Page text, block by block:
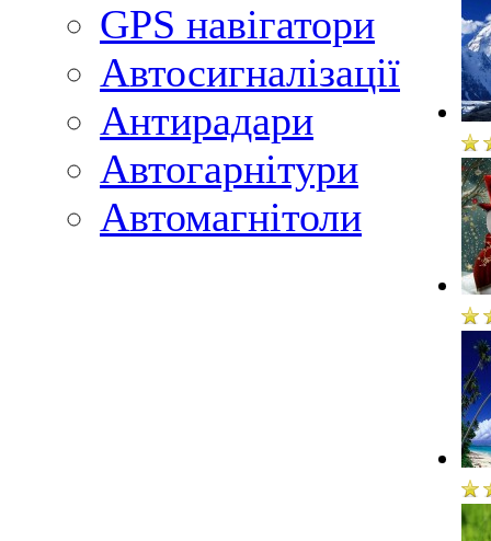
GPS навігатори
Автосигналізації
Антирадари
Автогарнітури
Автомагнітоли